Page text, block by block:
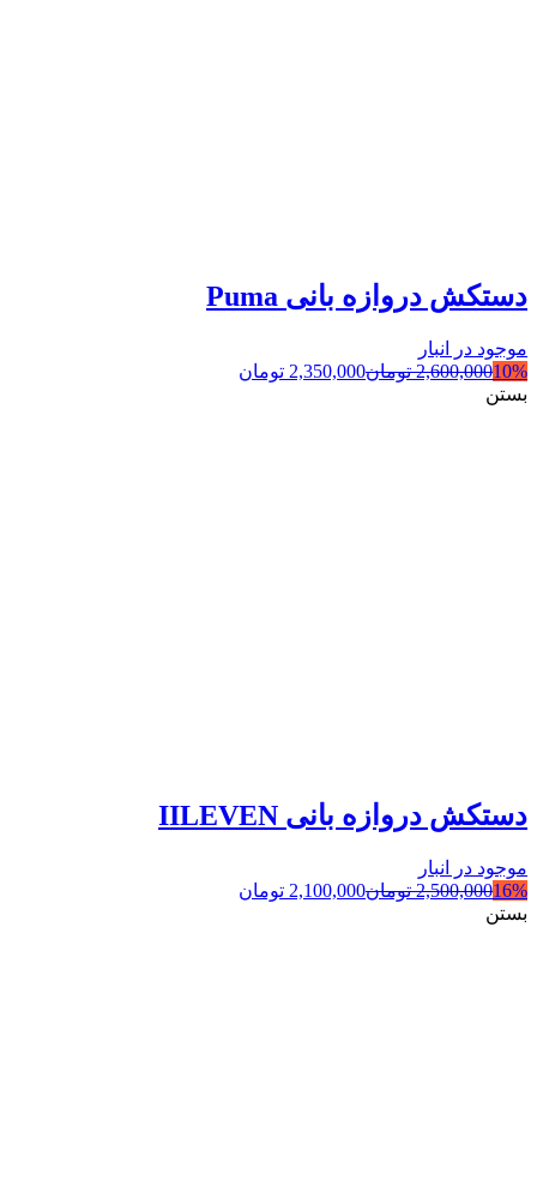
دستکش دروازه بانی Puma
موجود در انبار
10%
2,600,000 تومان2,350,000 تومان
بستن
دستکش دروازه بانی IILEVEN
موجود در انبار
16%
2,500,000 تومان2,100,000 تومان
بستن